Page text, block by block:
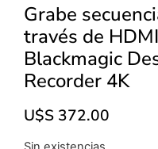
Grabe
través de
Blackmagic
Recorder 4K
U$S 372.00